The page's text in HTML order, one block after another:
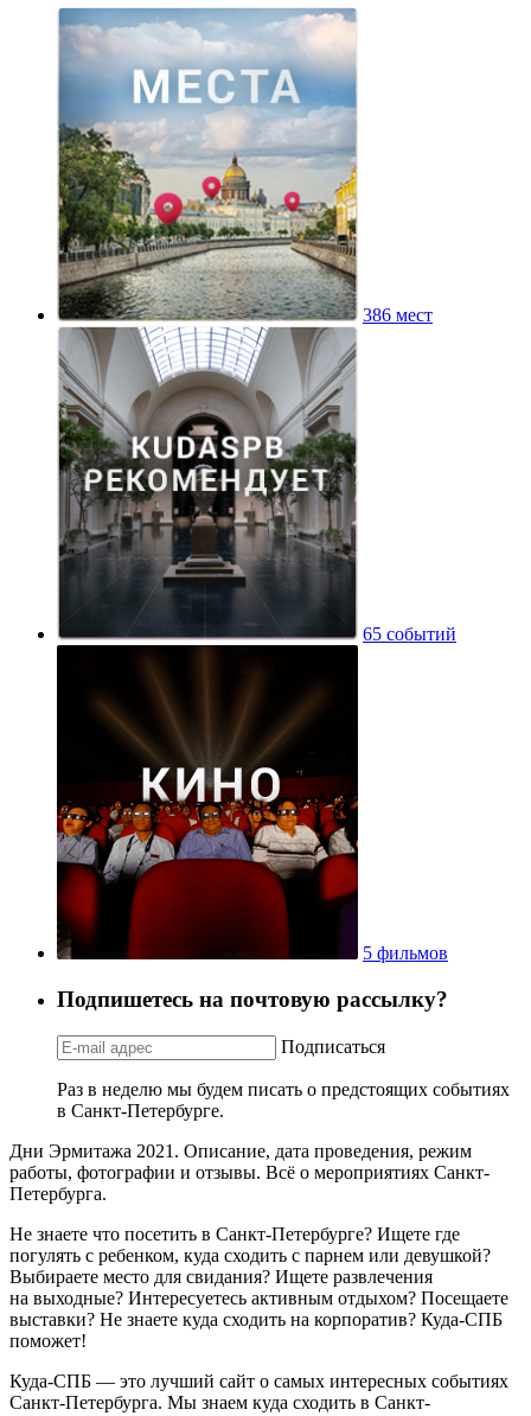
386 мест
65 событий
5 фильмов
Подпишетесь на почтовую рассылку?
Подписаться
Раз в неделю мы будем писать о предстоящих событиях
в Санкт-Петербурге.
Дни Эрмитажа 2021. Описание, дата проведения, режим
работы, фотографии и отзывы. Всё о мероприятиях Санкт-
Петербурга.
Не знаете что посетить в Санкт-Петербурге? Ищете где
погулять с ребенком, куда сходить с парнем или девушкой?
Выбираете место для свидания? Ищете развлечения
на выходные? Интересуетесь активным отдыхом? Посещаете
выставки? Не знаете куда сходить на корпоратив? Куда-СПБ
поможет!
Куда-СПБ — это лучший сайт о самых интересных событиях
Санкт-Петербурга. Мы знаем куда сходить в Санкт-